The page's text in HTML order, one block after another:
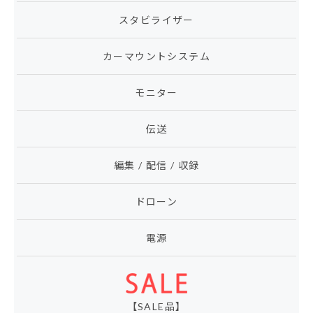
スタビライザー
カーマウントシステム
モニター
伝送
編集 / 配信 / 収録
ドローン
電源
【SALE品】